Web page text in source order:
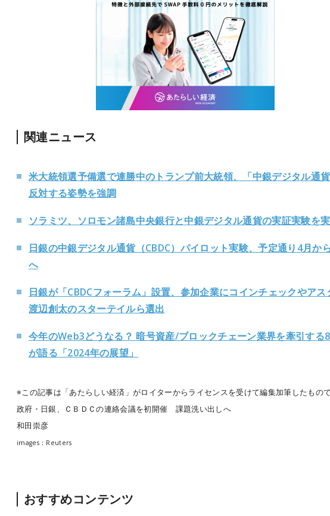
関連ニュース
米大統領選予備選で連勝中のトランプ前大統領、「中銀デジタル通
反対する姿勢を強調
ソラミツ、ソロモン諸島中央銀行と中銀デジタル通貨の実証実験を
日銀の中銀デジタル通貨（CBDC）パイロット実験、予定通り4月か
へ
日銀が「CBDCフォーラム」設置、参加企業にコインチェックやアス
渡辺創太のスターテイルら選出
今年のWeb3どうなる？ 暗号資産/ブロックチェーン業界を牽引する
が語る「2024年の展望」
※この記事は「あたらしい経済」がロイターからライセンスを受けて編集加筆したもの
政府・日銀、ＣＢＤＣの連絡会議を初開催 課題洗い出しへ
和田崇彦
images：Reuters
おすすめコンテンツ